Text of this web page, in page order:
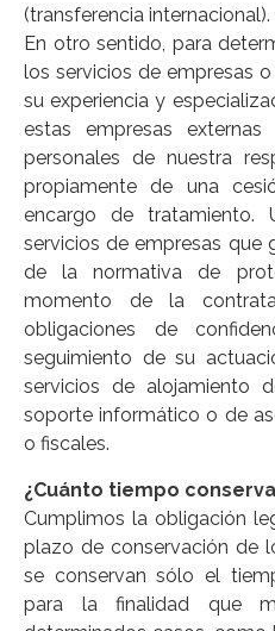
(transferencia internacional).
En otro sentido, para
los servicios de empresas
su experiencia y
estas empresas
personales de nuestra
propiamente de una
encargo de tratamiento.
servicios de empresas que
de la normativa de
momento de la
obligaciones de
seguimiento de su
servicios de alojamiento
soporte informático o de
o fiscales.
¿Cuánto tiempo
Cumplimos la obligación
plazo de conservación de
se conservan sólo el
para la finalidad que